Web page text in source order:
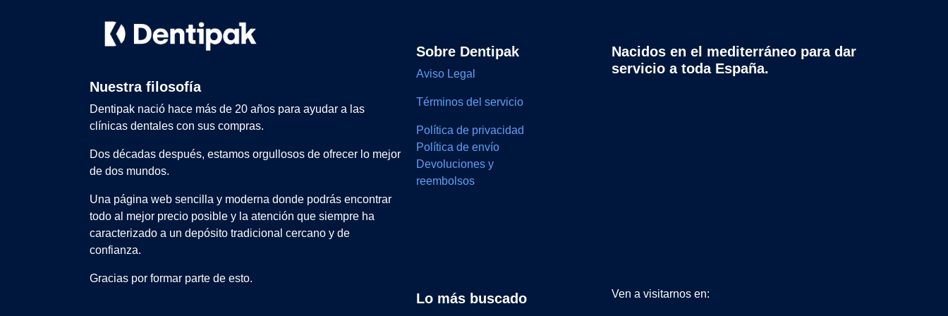
Lo más buscado
Sobre Dentipak
Aviso Legal
Términos del servicio
Política de privacidad
Política de envío
Devoluciones y
reembolsos
Nacidos en el mediterráneo para dar
servicio a toda España.
Ven a visitarnos en:
Nuestra filosofía
Dentipak nació hace más de 20 años para ayudar a las
clínicas dentales con sus compras.
Dos décadas después, estamos orgullosos de ofrecer lo mejor
de dos mundos.
Una página web sencilla y moderna donde podrás encontrar
todo al mejor precio posible y la atención que siempre ha
caracterizado a un depósito tradicional cercano y de
confianza.
Gracias por formar parte de esto.